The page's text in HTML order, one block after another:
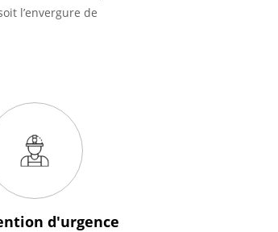
l’envergure de
d'urgence